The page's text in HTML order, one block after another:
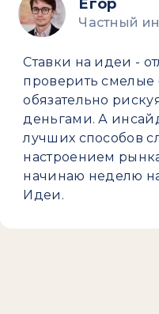
Егор
Частный
Ставки на идеи -
проверить смелые
обязательно
деньгами. А
лучших способов
настроением
начинаю неделю
Идеи.